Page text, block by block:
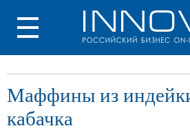
Маффины из
кабачка